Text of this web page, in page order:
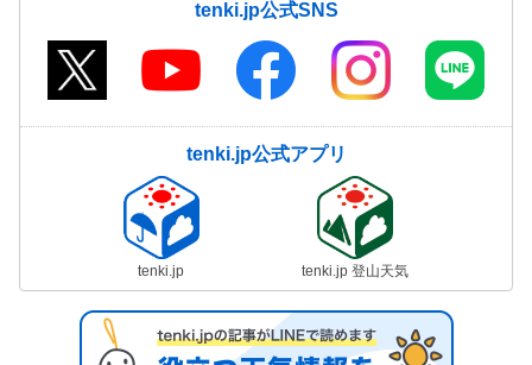
tenki.jp公式SNS
tenki.jp公式アプリ
tenki.jp tenki.jp 登山天気